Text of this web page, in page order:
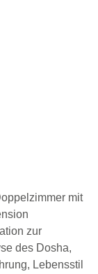
mit
zur
des Dosha,
Lebensstil